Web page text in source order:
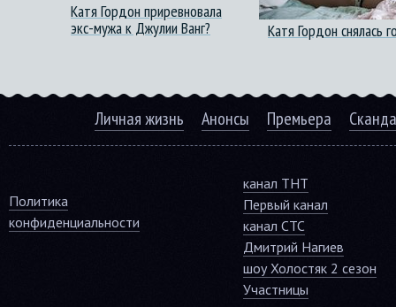
Катя Гордон приревновала
экс-мужа к Джулии Ванг?
Катя Гордон снялась
Личная жизнь Анонсы Премьера
Политика
конфиденциальности
канал ТНТ
Первый канал
канал СТС
Дмитрий Нагиев
шоу Холостяк 2 сезон
Участницы